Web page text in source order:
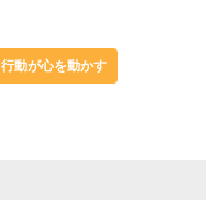
行動が心を動かす